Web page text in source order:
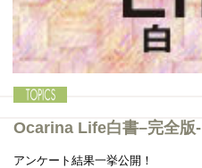
Ocarina Life白書–完全版-
アンケート結果一挙公開！